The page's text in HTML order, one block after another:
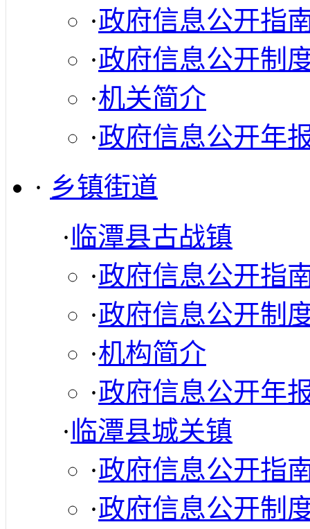
·政府信息公开指
·政府信息公开制
·机关简介
·政府信息公开年
· 乡镇街道
·临潭县古战镇
·政府信息公开指
·政府信息公开制
·机构简介
·政府信息公开年
·临潭县城关镇
·政府信息公开指
·政府信息公开制